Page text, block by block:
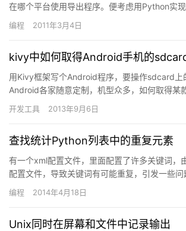
在哪个平台使用导出程序。便考虑用Python实
使不太方便，但可以用其它语言开发GUI界面来
编程 2011年3月4日
kivy中如何取得Android手机的
用Kivy框架写个Android程序，要操作sdcard上
Android各家随意定制，机型众多，如何取得某
sdcard位置？本人的盛大Bamb…
开发工具 2013年9月6日
查找统计Python列表中的重复元素
有一个xml配置文件，里面配置了许多关键词，
配置文件，导致关键词有可能重复，引发一些
所有关键词提取到一个pyhton的list 里面，那么
编程 2014年4月18日
Unix同时在屏幕和文件中记录输出